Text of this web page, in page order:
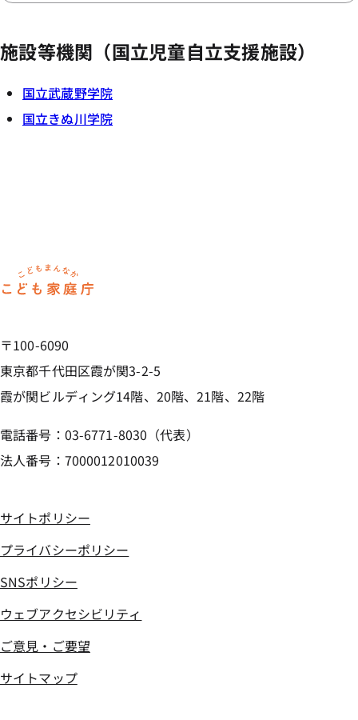
施設等機関（国立児童自立支援施設）
国立武蔵野学院
国立きぬ川学院
〒100-6090
東京都千代田区霞が関3-2-5
霞が関ビルディング14階、20階、21階、22階
電話番号：03-6771-8030（代表）
法人番号：7000012010039
サイトポリシー
プライバシーポリシー
SNSポリシー
ウェブアクセシビリティ
ご意見・ご要望
サイトマップ